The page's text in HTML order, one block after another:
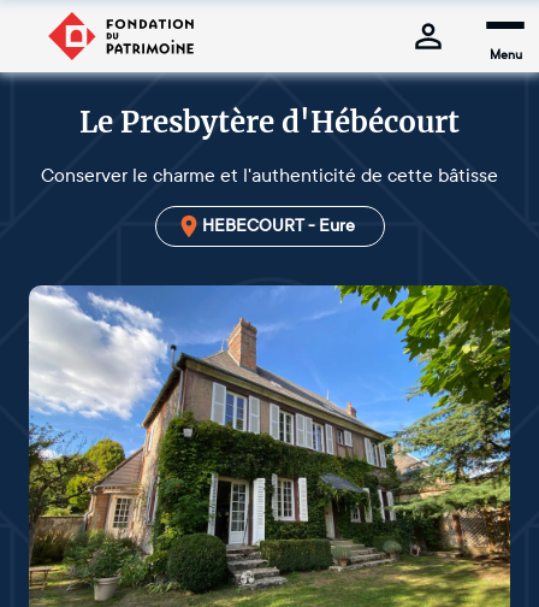
Menu
Le Presbytère d'Hébécourt
Conserver le charme et l'authenticité de cette bâtisse
HEBECOURT - Eure